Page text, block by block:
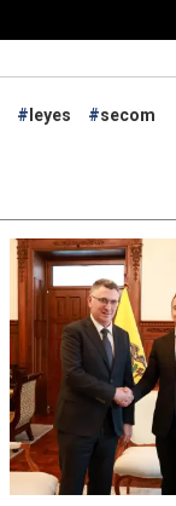
leyes secom